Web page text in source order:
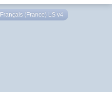
Français (France) LS v4